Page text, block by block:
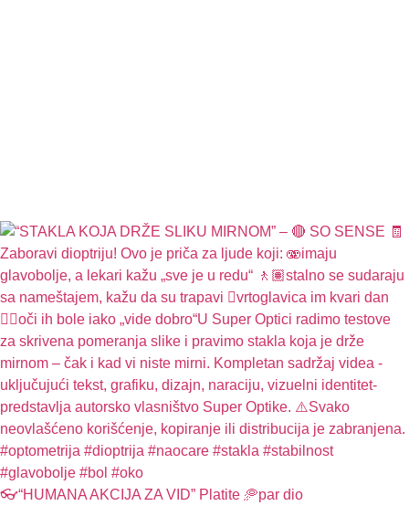
👓“HUMANA AKCIJA ZA VID” Platite 🥏par dio